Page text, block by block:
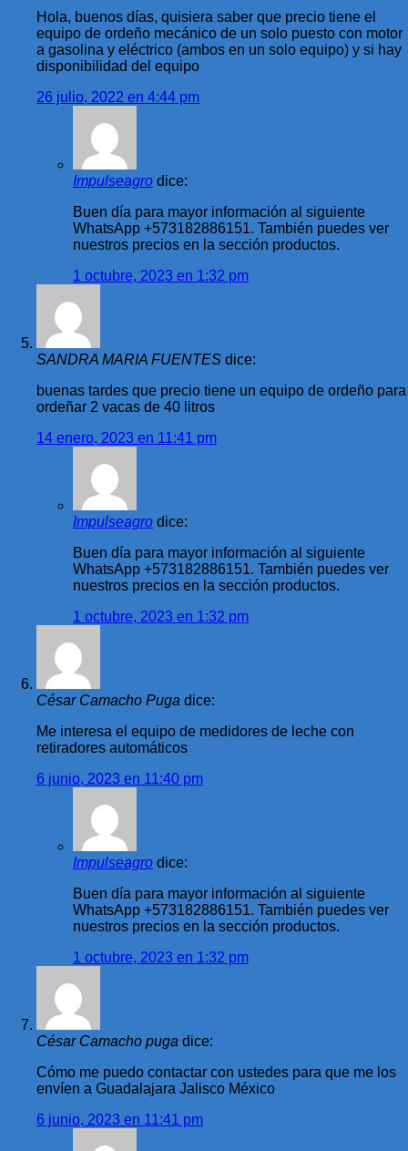
Hola, buenos días, quisiera saber que precio tiene el
equipo de ordeño mecánico de un solo puesto con motor
a gasolina y eléctrico (ambos en un solo equipo) y si hay
disponibilidad del equipo
26 julio, 2022 en 4:44 pm
Impulseagro dice:
Buen día para mayor información al siguiente
WhatsApp +573182886151. También puedes ver
nuestros precios en la sección productos.
1 octubre, 2023 en 1:32 pm
SANDRA MARIA FUENTES dice:
buenas tardes que precio tiene un equipo de ordeño para
ordeñar 2 vacas de 40 litros
14 enero, 2023 en 11:41 pm
Impulseagro dice:
Buen día para mayor información al siguiente
WhatsApp +573182886151. También puedes ver
nuestros precios en la sección productos.
1 octubre, 2023 en 1:32 pm
César Camacho Puga dice:
Me interesa el equipo de medidores de leche con
retiradores automáticos
6 junio, 2023 en 11:40 pm
Impulseagro dice:
Buen día para mayor información al siguiente
WhatsApp +573182886151. También puedes ver
nuestros precios en la sección productos.
1 octubre, 2023 en 1:32 pm
César Camacho puga dice:
Cómo me puedo contactar con ustedes para que me los
envíen a Guadalajara Jalisco México
6 junio, 2023 en 11:41 pm